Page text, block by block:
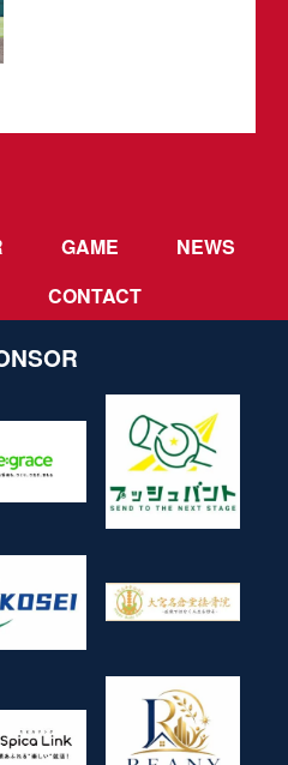
GAME
NEWS
CONTACT